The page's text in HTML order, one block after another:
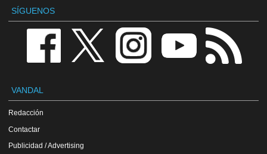
SÍGUENOS
VANDAL
Redacción
Contactar
Publicidad / Advertising